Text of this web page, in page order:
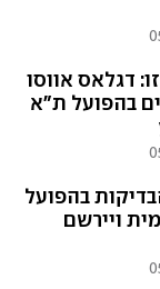
דגלאס אווסו
בהפועל ת"א
בהפועל
ויירשם